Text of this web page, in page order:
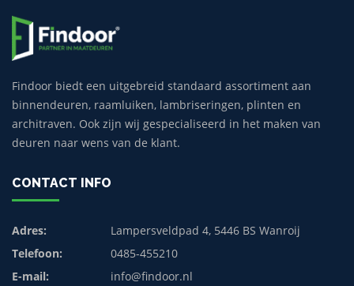
Findoor biedt een uitgebreid standaard assortiment aan
binnendeuren, raamluiken, lambriseringen, plinten en
architraven. Ook zijn wij gespecialiseerd in het maken van
deuren naar wens van de klant.
CONTACT INFO
Adres:
Lampersveldpad 4, 5446 BS Wanroij
Telefoon:
0485-455210
E-mail:
info@findoor.nl